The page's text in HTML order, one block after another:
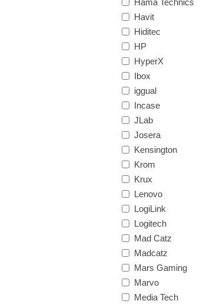
Hama Technics
Havit
Hiditec
HP
HyperX
Ibox
iggual
Incase
JLab
Josera
Kensington
Krom
Krux
Lenovo
LogiLink
Logitech
Mad Catz
Madcatz
Mars Gaming
Marvo
Media Tech